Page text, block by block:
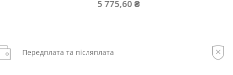
5 775,60 ₴ 1
Передплата та післяплата